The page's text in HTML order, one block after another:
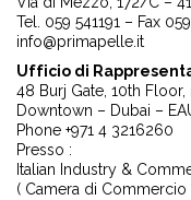
Tel. 059 541191 – Fax 059
info@primapelle.it
Ufficio di
48 Burj Gate, 10th
Downtown – Dubai –
Phone +971 4 3216260
Presso :
Italian Industry &
( Camera di Commercio